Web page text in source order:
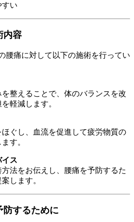
すい
内容
腰痛に対して以下の施術を行ってい
整えることで、体のバランスを改
軽減します。
ぐし、血流を促進して疲労物質の
す。
イス
法をお伝えし、腰痛を予防するた
します。
防するために